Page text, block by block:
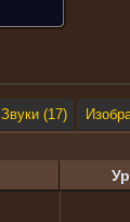
Звуки (17)